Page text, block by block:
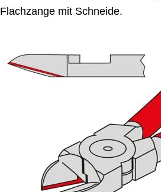
Flachzange mit Schneide.